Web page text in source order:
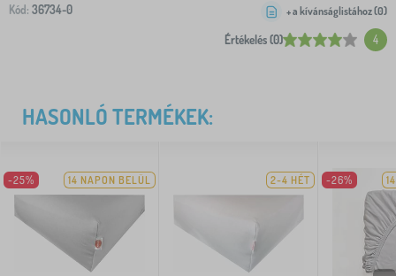
Kód: 36734-0
Értékelés (0) 4
+ a kívánságlistához (0)
HASONLÓ TERMÉKEK:
-25% 14 NAPON BELÜL 2-4 HÉT -26%